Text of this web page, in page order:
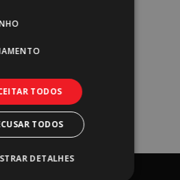
do report
Market: Outlook H2
2022
a nossa newsletter!​​
TODOS
TODOS
DETALHES